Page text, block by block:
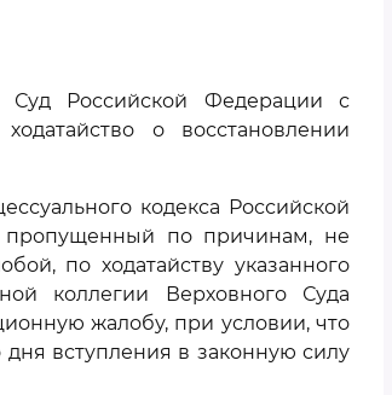
Суд Российской Федерации с
о восстановлении
кодекса Российской
пропущенный по причинам, не
по ходатайству указанного
коллегии Верховного Суда
жалобу, при условии, что
вступления в законную силу